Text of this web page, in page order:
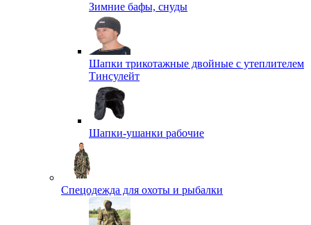
Зимние бафы, снуды
Шапки трикотажные двойные с утеплителем
Тинсулейт
Шапки-ушанки рабочие
Спецодежда для охоты и рыбалки